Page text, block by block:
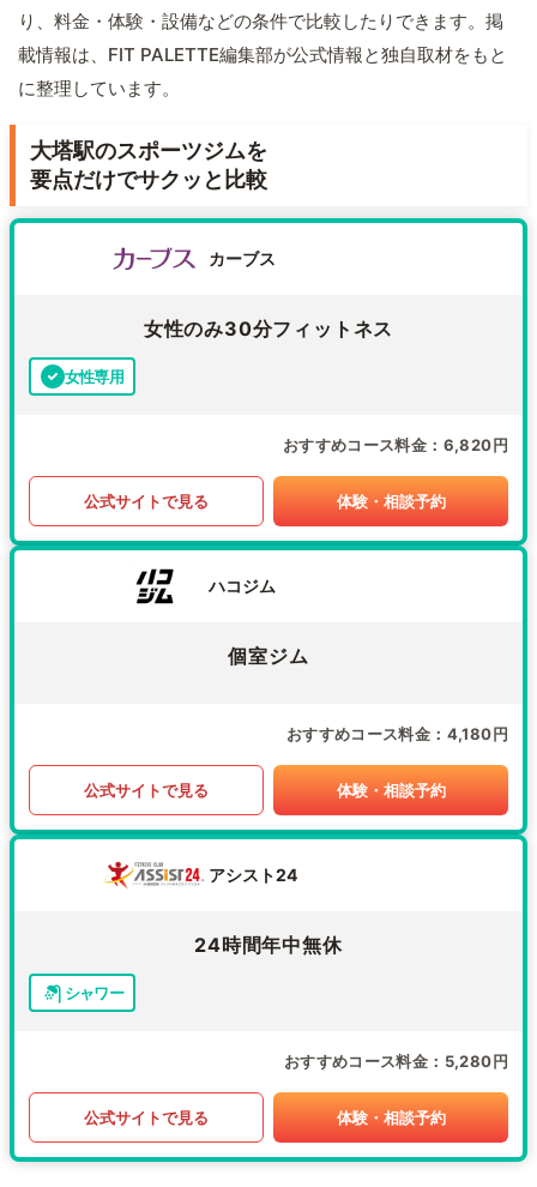
り、料金・体験・設備などの条件で比較したりできます。掲
載情報は、FIT PALETTE編集部が公式情報と独自取材をもと
に整理しています。
大塔駅のスポーツジムを
要点だけでサクッと比較
カーブス
女性のみ30分フィットネス
女性専用
おすすめコース料金 6,820円
公式サイトで見る 体験・相談予約
ハコジム
個室ジム
おすすめコース料金 4,180円
公式サイトで見る 体験・相談予約
アシスト24
24時間年中無休
シャワー
おすすめコース料金 5,280円
公式サイトで見る 体験・相談予約